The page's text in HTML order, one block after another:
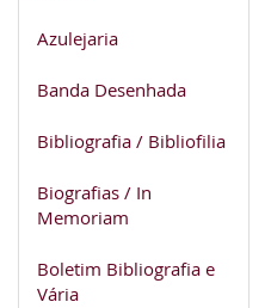
Azulejaria
Banda Desenhada
Bibliografia / Bibliofilia
Biografias / In
Memoriam
Boletim Bibliografia e
Vária